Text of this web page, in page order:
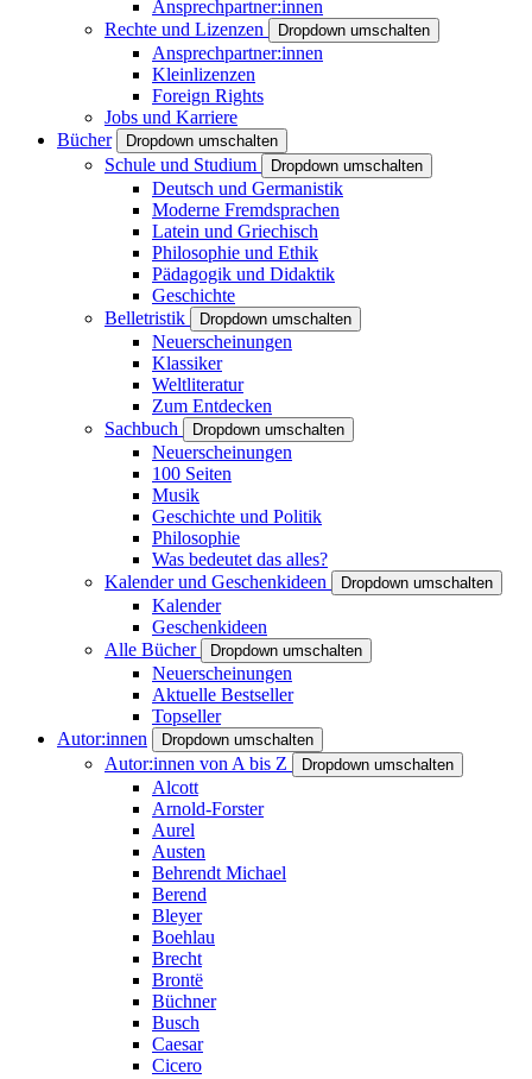
Ansprechpartner:innen
Rechte und Lizenzen
Dropdown umschalten
Ansprechpartner:innen
Kleinlizenzen
Foreign Rights
Jobs und Karriere
Bücher
Dropdown umschalten
Schule und Studium Dropdown umschalten
Deutsch und Germanistik
Moderne Fremdsprachen
Latein und Griechisch
Philosophie und Ethik
Pädagogik und Didaktik
Geschichte
Belletristik
Dropdown umschalten
Neuerscheinungen
Klassiker
Weltliteratur
Zum Entdecken
Sachbuch
Dropdown umschalten
Neuerscheinungen
100 Seiten
Musik
Geschichte und Politik
Philosophie
Was bedeutet das alles?
Kalender und Geschenkideen
Dropdown umschalten
Kalender
Geschenkideen
Alle Bücher
Dropdown umschalten
Neuerscheinungen
Aktuelle Bestseller
Topseller
Autor:innen
Dropdown umschalten
Autor:innen von A bis Z Dropdown umschalten
Alcott
Arnold-Forster
Aurel
Austen
Behrendt Michael
Berend
Bleyer
Boehlau
Brecht
Brontë
Büchner
Busch
Caesar
Cicero